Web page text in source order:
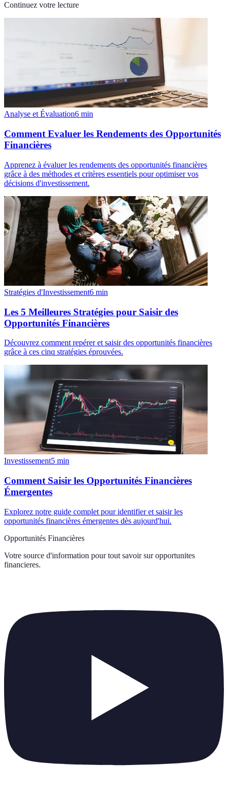
Continuez votre lecture
Analyse et Évaluation6 min
Comment Evaluer les Rendements des Opportunités
Financières
Apprenez à évaluer les rendements des opportunités financières
grâce à des méthodes et critères essentiels pour optimiser vos
décisions d'investissement.
Stratégies d'Investissement6 min
Les 5 Meilleures Stratégies pour Saisir des
Opportunités Financières
Découvrez comment repérer et saisir des opportunités financières
grâce à ces cinq stratégies éprouvées.
Investissement5 min
Comment Saisir les Opportunités Financières
Émergentes
Explorez notre guide complet pour identifier et saisir les
opportunités financières émergentes dès aujourd'hui.
Opportunités Financières
Votre source d'information pour tout savoir sur opportunites
financieres.